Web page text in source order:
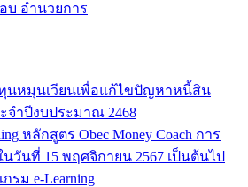
บ อำนวยการ
ทุนหมุนเวียนเพื่อแก้ไขปัญหาหนี้สิน
จำปีงบประมาณ 2468
หลักสูตร Obec Money Coach การ
นวันที่ 15 พฤศจิกายน 2567 เป็นต้นไป
รม e-Learning